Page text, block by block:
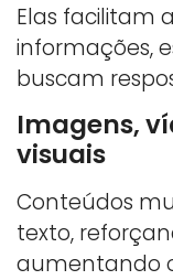
Elas facilitam
informações,
buscam
Imagens,
visuais
Conteúdos
texto,
aumentando